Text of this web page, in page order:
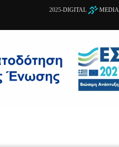
2025-DIGITAL MEDIA